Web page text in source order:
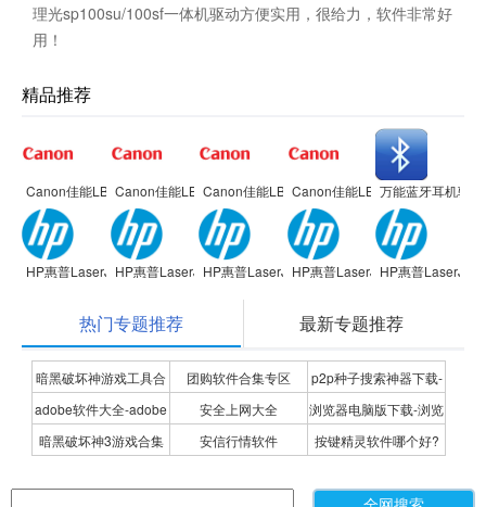
理光sp100su/100sf一体机驱动方便实用，很给力，软件非常好
用！
精品推荐
Canon佳能LBP2900 激光打印机驱动
Canon佳能LBP2900 激光打印机驱动
Canon佳能LBP2900 激光打印机驱动
Canon佳能LBP2900 激光打印机
万能蓝牙耳机驱动
HP惠普LaserJet 1020 Plus打印机
HP惠普LaserJet 1020 Plus打印机
HP惠普LaserJet 1020 Plus打印机
HP惠普LaserJet 1020 Plus打印
HP惠普LaserJet
热门专题推荐 最新专题推荐
暗黑破坏神游戏工具合
集
团购软件合集专区
p2p种子搜索神器下载-
P2P种子搜索神器专题
adobe软件大全-adobe
全系列软件下载-adobe
安全上网大全
浏览器电脑版下载-浏览
器下载合集
暗黑破坏神3游戏合集 安信行情软件
按键精灵软件哪个好?